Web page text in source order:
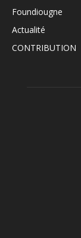
Foundiougne
Actualité
CONTRIBUTION